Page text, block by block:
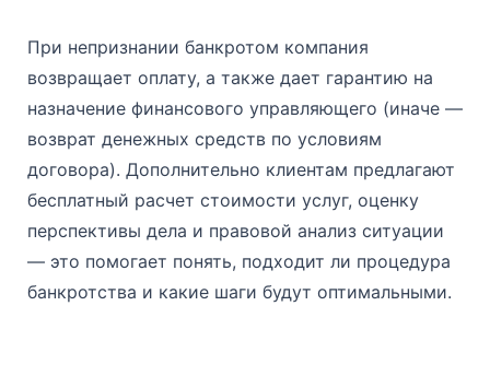
При непризнании банкротом компания
возвращает оплату, а также дает гарантию на
назначение финансового управляющего (иначе —
возврат денежных средств по условиям
договора). Дополнительно клиентам предлагают
бесплатный расчет стоимости услуг, оценку
перспективы дела и правовой анализ ситуации
— это помогает понять, подходит ли процедура
банкротства и какие шаги будут оптимальными.